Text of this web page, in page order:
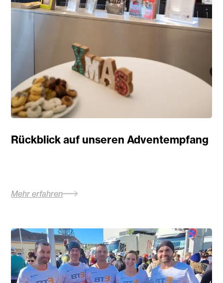
Rückblick auf unseren Adventempfang
Mehr erfahren